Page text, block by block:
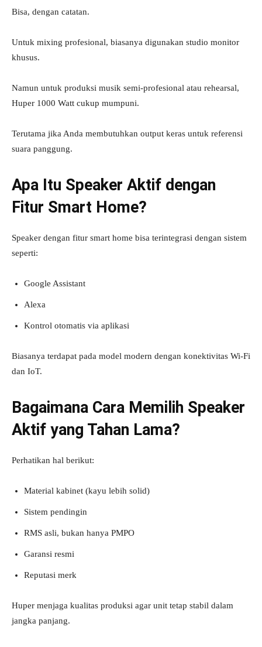
Bisa, dengan catatan.
Untuk mixing profesional, biasanya digunakan studio monitor
khusus.
Namun untuk produksi musik semi-profesional atau rehearsal,
Huper 1000 Watt cukup mumpuni.
Terutama jika Anda membutuhkan output keras untuk referensi
suara panggung.
Apa Itu Speaker Aktif dengan
Fitur Smart Home?
Speaker dengan fitur smart home bisa terintegrasi dengan sistem
seperti:
Google Assistant
Alexa
Kontrol otomatis via aplikasi
Biasanya terdapat pada model modern dengan konektivitas Wi-Fi
dan IoT.
Bagaimana Cara Memilih Speaker
Aktif yang Tahan Lama?
Perhatikan hal berikut:
Material kabinet (kayu lebih solid)
Sistem pendingin
RMS asli, bukan hanya PMPO
Garansi resmi
Reputasi merk
Huper menjaga kualitas produksi agar unit tetap stabil dalam
jangka panjang.